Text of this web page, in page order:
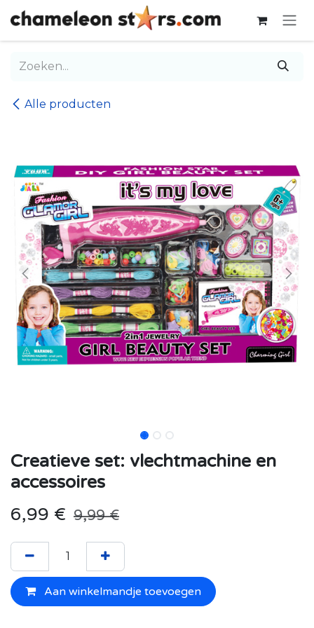
Overslaan naar inhoud
Alle producten
Creatieve set: vlechtmachine en
accessoires
6,99 € 9,99€
Aan winkelmandje toevoegen